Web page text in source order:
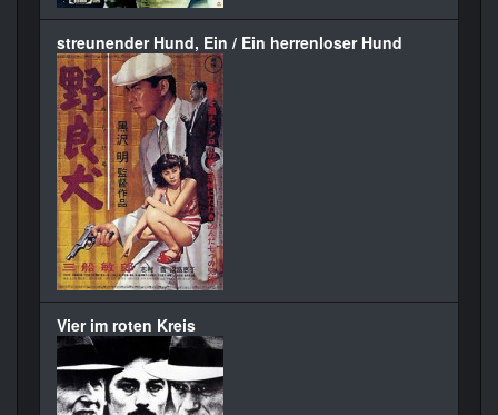
streunender Hund, Ein / Ein herrenloser Hund
Vier im roten Kreis